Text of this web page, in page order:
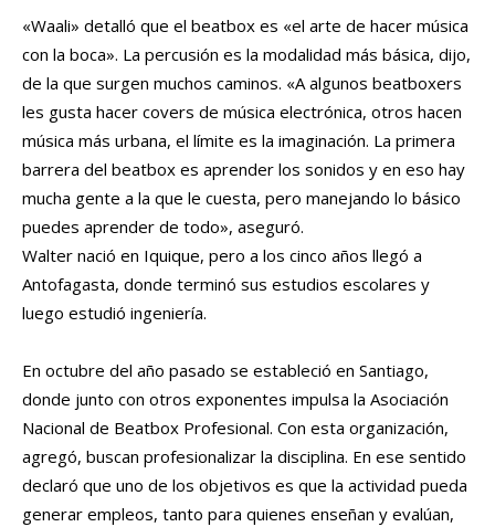
«Waali» detalló que el beatbox es «el arte de hacer música
con la boca». La percusión es la modalidad más básica, dijo,
de la que surgen muchos caminos. «A algunos beatboxers
les gusta hacer covers de música electrónica, otros hacen
música más urbana, el límite es la imaginación. La primera
barrera del beatbox es aprender los sonidos y en eso hay
mucha gente a la que le cuesta, pero manejando lo básico
puedes aprender de todo», aseguró.
Walter nació en Iquique, pero a los cinco años llegó a
Antofagasta, donde terminó sus estudios escolares y
luego estudió ingeniería.
En octubre del año pasado se estableció en Santiago,
donde junto con otros exponentes impulsa la Asociación
Nacional de Beatbox Profesional. Con esta organización,
agregó, buscan profesionalizar la disciplina. En ese sentido
declaró que uno de los objetivos es que la actividad pueda
generar empleos, tanto para quienes enseñan y evalúan,